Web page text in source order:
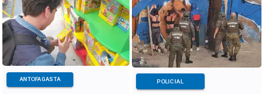
ANTOFAGASTA POLICIAL